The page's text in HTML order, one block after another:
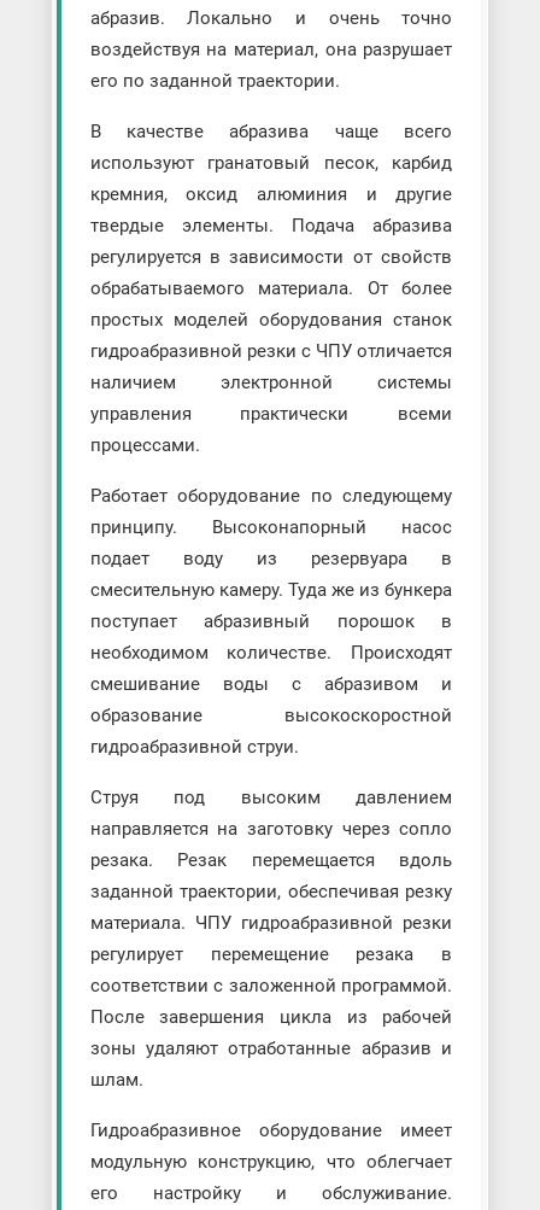
абразив. Локально и очень точно
воздействуя на материал, она разрушает
его по заданной траектории.
В качестве абразива чаще всего
используют гранатовый песок, карбид
кремния, оксид алюминия и другие
твердые элементы. Подача абразива
регулируется в зависимости от свойств
обрабатываемого материала. От более
простых моделей оборудования станок
гидроабразивной резки с ЧПУ отличается
наличием электронной системы
управления практически всеми
процессами.
Работает оборудование по следующему
принципу. Высоконапорный насос
подает воду из резервуара в
смесительную камеру. Туда же из бункера
поступает абразивный порошок в
необходимом количестве. Происходят
смешивание воды с абразивом и
образование высокоскоростной
гидроабразивной струи.
Струя под высоким давлением
направляется на заготовку через сопло
резака. Резак перемещается вдоль
заданной траектории, обеспечивая резку
материала. ЧПУ гидроабразивной резки
регулирует перемещение резака в
соответствии с заложенной программой.
После завершения цикла из рабочей
зоны удаляют отработанные абразив и
шлам.
Гидроабразивное оборудование имеет
модульную конструкцию, что облегчает
его настройку и обслуживание.